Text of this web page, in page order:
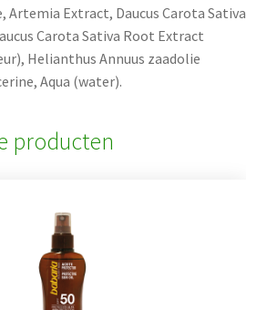
Artemia Extract, Daucus Carota Sativa
Carota Sativa Root Extract
Helianthus Annuus zaadolie
Aqua (water).
producten